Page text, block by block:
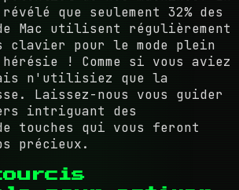
que seulement 32% des
Mac utilisent régulièrement
clavier pour le mode plein
! Comme si vous aviez
n'utilisiez que la
Laissez-nous vous guider
intriguant des
touches qui vous feront
précieux.